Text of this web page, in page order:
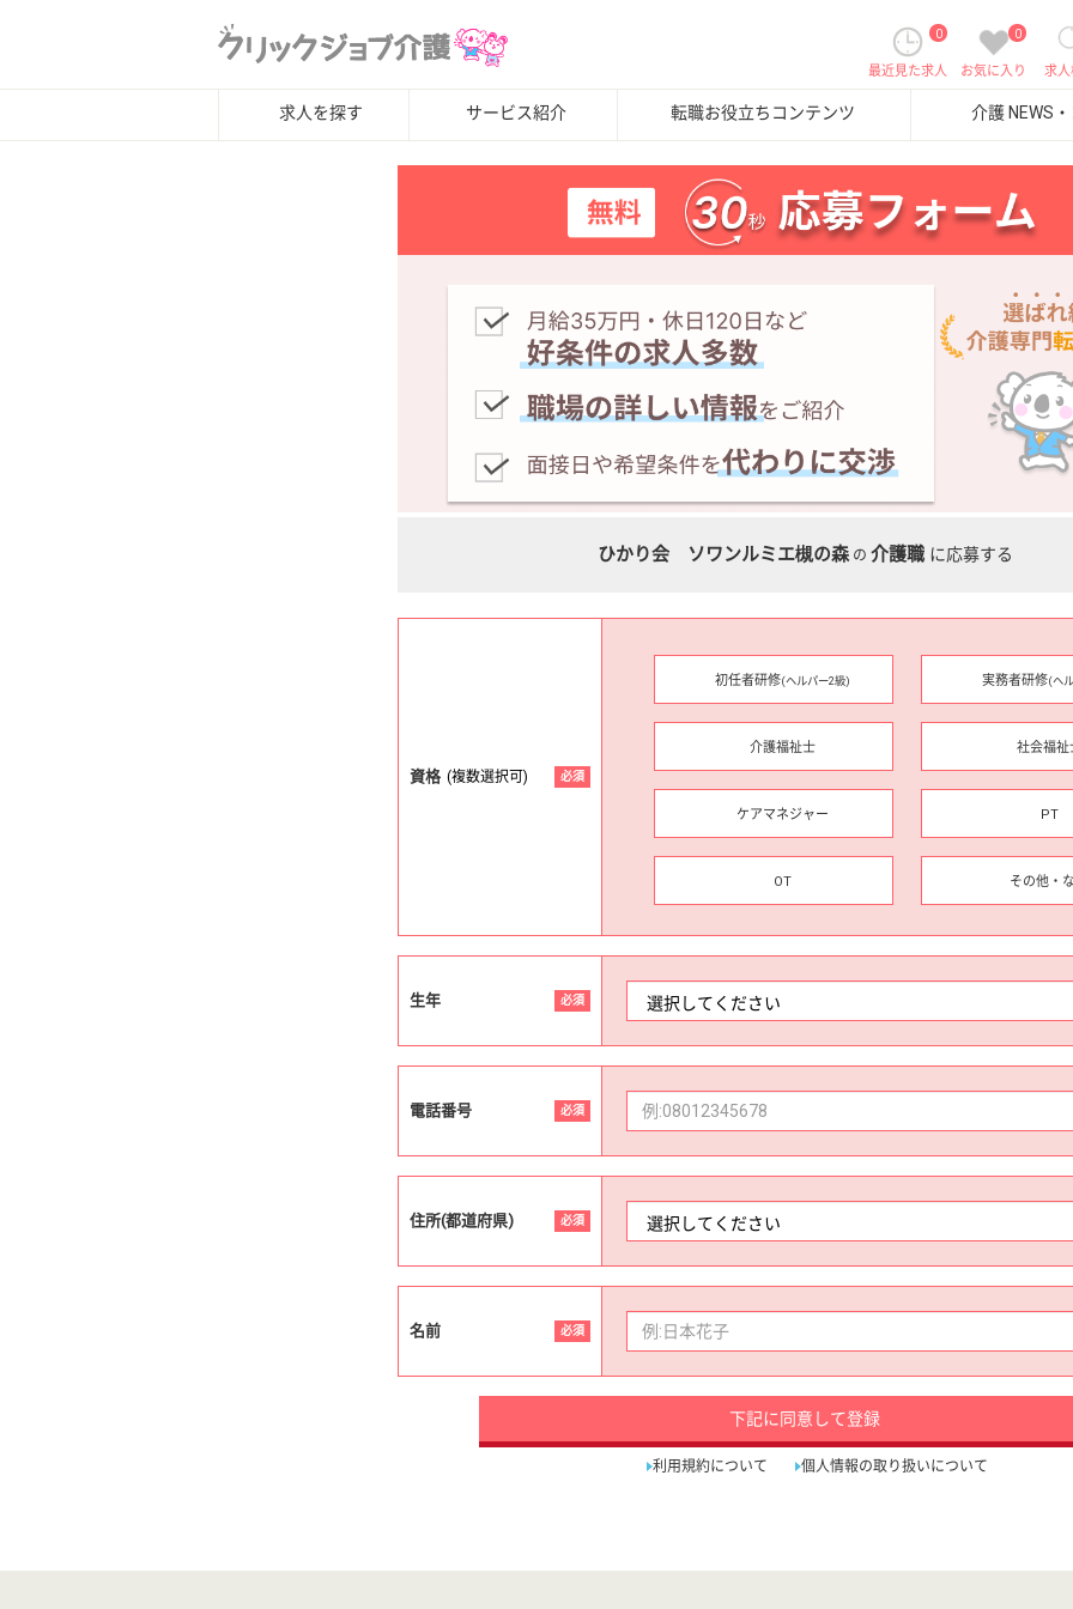
求
0
お気に入り
0
最近見た求人
求人を探す サービス紹介 転職お役立ちコンテンツ 介護 NEWS
ひかり会 ソワンルミエ槻の森の 介護職 に応募する
資格 (複数選択可) 必須
初任者研修(ヘルパー2級) 実務者研修(ヘ
介護福祉士 社会福祉
ケアマネジャー PT
OT その他・
生年 必須
電話番号 必須
住所(都道府県) 必須
名前 必須
下記に同意して登録
利用規約について 個人情報の取り扱いについて